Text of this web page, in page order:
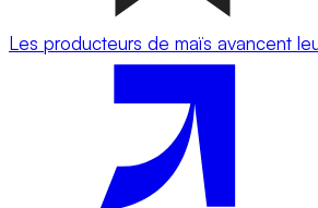
Les producteurs de maïs avancent